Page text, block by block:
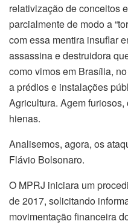
relativização de conceitos
parcialmente de modo a
com essa mentira insuflar
assassina e destruidora
como vimos em Brasília,
a prédios e instalações
Agricultura. Agem
hienas.
Analisemos, agora, os
Flávio Bolsonaro.
O MPRJ iniciara um
de 2017, solicitando
movimentação financeira